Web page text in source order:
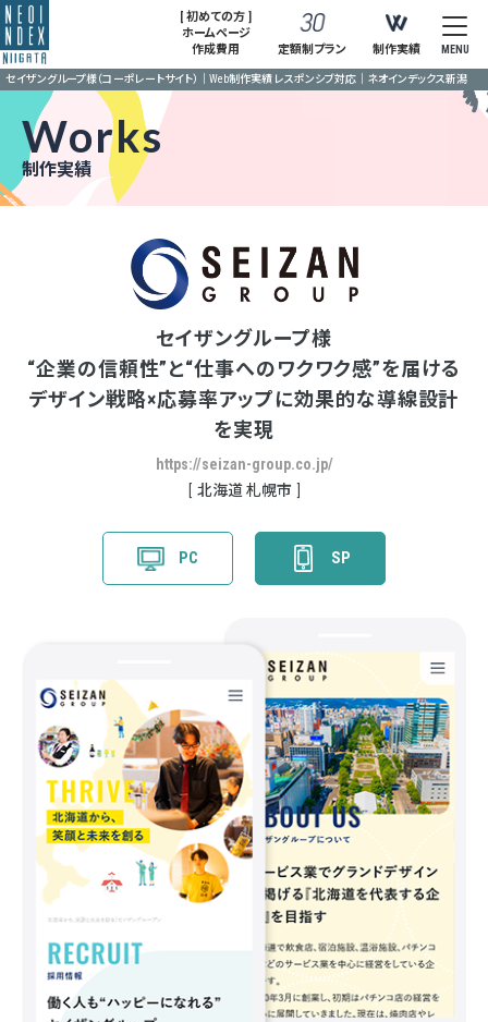
[ 初めての方 ]
ホームページ
作成費用
定額制プラン 制作実績 MENU
セイザングループ様（コーポレートサイト）｜Web制作実績 レスポンシブ対応｜ネオインデックス新潟
Works
制作実績
セイザングループ様
“企業の信頼性”と“仕事へのワクワク感”を届ける
デザイン戦略×応募率アップに効果的な導線設計
を実現
https://seizan-group.co.jp/
北海道 札幌市
PC SP